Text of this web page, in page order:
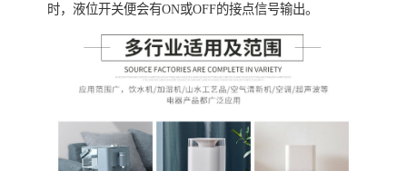
时，液位开关便会有ON或OFF的接点信号输出。